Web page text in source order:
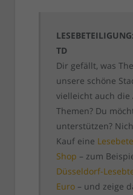
TD
Dir gefällt, was
unsere schöne
vielleicht auch die
Themen? Du
unterstützen?
Kauf eine
Shop – zum
Düsseldorf-
Euro– und zeige